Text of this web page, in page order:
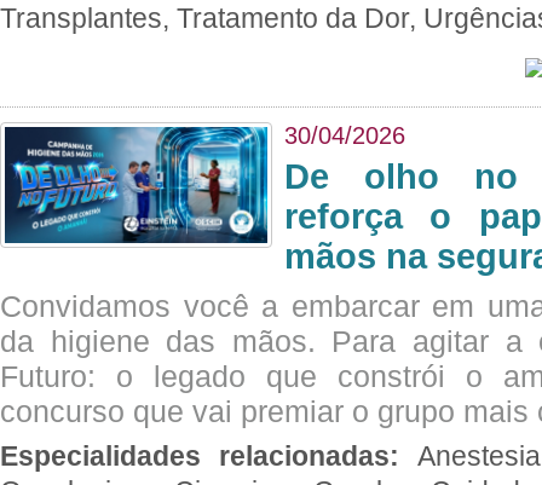
Transplantes, Tratamento da Dor,
30/04/2026
De olho no
reforça o
mãos na
Convidamos você a embarcar em
da higiene das mãos. Para agitar a
Futuro: o legado que constrói o
concurso que vai premiar o grupo mais
Especialidades relacionadas: